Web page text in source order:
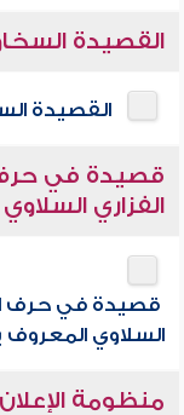
القصيدة
القصيدة
قصيدة في حرف
الفزاري
قصيدة في حرف
السلاوي المعروف
منظومة